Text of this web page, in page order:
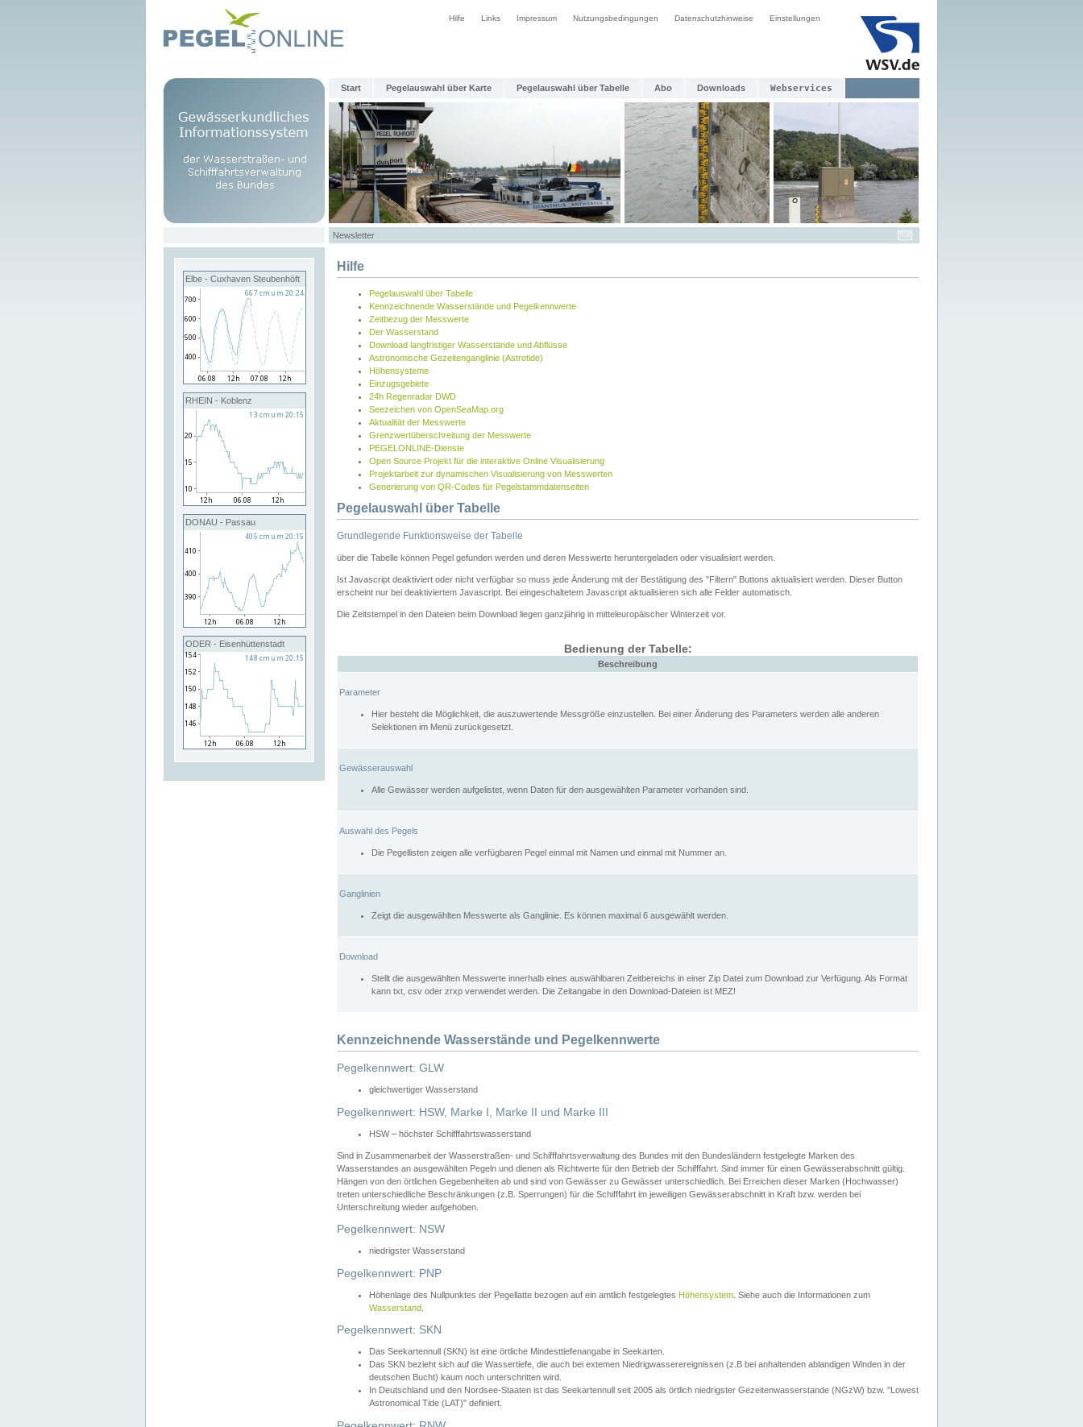
Hilfe Links Impressum Nutzungsbedingungen Datenschutzhinweise Einstellungen
Start Pegelauswahl über Karte Pegelauswahl über Tabelle Abo Downloads Webservices
Newsletter
Elbe - Cuxhaven Steubenhöft
RHEIN - Koblenz
DONAU - Passau
ODER - Eisenhüttenstadt
Hilfe
Pegelauswahl über Tabelle
Kennzeichnende Wasserstände und Pegelkennwerte
Zeitbezug der Messwerte
Der Wasserstand
Download langfristiger Wasserstände und Abflüsse
Astronomische Gezeitenganglinie (Astrotide)
Höhensysteme
Einzugsgebiete
24h Regenradar DWD
Seezeichen von OpenSeaMap.org
Aktualität der Messwerte
Grenzwertüberschreitung der Messwerte
PEGELONLINE-Dienste
Open Source Projekt für die interaktive Online Visualisierung
Projektarbeit zur dynamischen Visualisierung von Messwerten
Generierung von QR-Codes für Pegelstammdatenseiten
Pegelauswahl über Tabelle
Grundlegende Funktionsweise der Tabelle
über die Tabelle können Pegel gefunden werden und deren Messwerte heruntergeladen oder visualisiert werden.
Ist Javascript deaktiviert oder nicht verfügbar so muss jede Änderung mit der Bestätigung des "Filtern" Buttons aktualisiert werden. Dieser Button
erscheint nur bei deaktiviertem Javascript. Bei eingeschaltetem Javascript aktualisieren sich alle Felder automatisch.
Die Zeitstempel in den Dateien beim Download liegen ganzjährig in mitteleuropäischer Winterzeit vor.
Bedienung der Tabelle:
Beschreibung
Parameter
Hier besteht die Möglichkeit, die auszuwertende Messgröße einzustellen. Bei einer Änderung des Parameters werden alle anderen
Selektionen im Menü zurückgesetzt.
Gewässerauswahl
Alle Gewässer werden aufgelistet, wenn Daten für den ausgewählten Parameter vorhanden sind.
Auswahl des Pegels
Die Pegellisten zeigen alle verfügbaren Pegel einmal mit Namen und einmal mit Nummer an.
Ganglinien
Zeigt die ausgewählten Messwerte als Ganglinie. Es können maximal 6 ausgewählt werden.
Download
Stellt die ausgewählten Messwerte innerhalb eines auswählbaren Zeitbereichs in einer Zip Datei zum Download zur Verfügung. Als Format
kann txt, csv oder zrxp verwendet werden. Die Zeitangabe in den Download-Dateien ist MEZ!
Kennzeichnende Wasserstände und Pegelkennwerte
Pegelkennwert: GLW
gleichwertiger Wasserstand
Pegelkennwert: HSW, Marke I, Marke II und Marke III
HSW – höchster Schifffahrtswasserstand
Sind in Zusammenarbeit der Wasserstraßen- und Schifffahrtsverwaltung des Bundes mit den Bundesländern festgelegte Marken des
Wasserstandes an ausgewählten Pegeln und dienen als Richtwerte für den Betrieb der Schifffahrt. Sind immer für einen Gewässerabschnitt gültig.
Hängen von den örtlichen Gegebenheiten ab und sind von Gewässer zu Gewässer unterschiedlich. Bei Erreichen dieser Marken (Hochwasser)
treten unterschiedliche Beschränkungen (z.B. Sperrungen) für die Schifffahrt im jeweiligen Gewässerabschnitt in Kraft bzw. werden bei
Unterschreitung wieder aufgehoben.
Pegelkennwert: NSW
niedrigster Wasserstand
Pegelkennwert: PNP
Höhenlage des Nullpunktes der Pegellatte bezogen auf ein amtlich festgelegtes Höhensystem . Siehe auch die Informationen zum
Wasserstand
Pegelkennwert: SKN
Das Seekartennull (SKN) ist eine örtliche Mindesttiefenangabe in Seekarten.
Das SKN bezieht sich auf die Wassertiefe, die auch bei extemen Niedrigwasserereignissen (z.B bei anhaltenden ablandigen Winden in der
deutschen Bucht) kaum noch unterschritten wird.
In Deutschland und den Nordsee-Staaten ist das Seekartennull seit 2005 als örtlich niedrigster Gezeitenwasserstande (NGzW) bzw. "Lowest
Astronomical Tide (LAT)" definiert.